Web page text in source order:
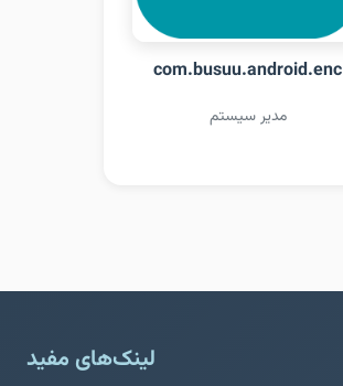
com.busuu.android.enc
مدیر سیستم
لینک‌های مفید